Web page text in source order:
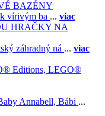
BAZÉNY
vírivým ba ... viac
HRAČKY NA
záhradný ná ... viac
Editions, LEGO®
Annabell, Bábi ...